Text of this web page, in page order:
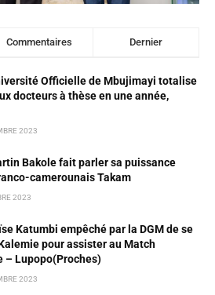
Commentaires Dernier
Officielle de Mbujimayi totalise
docteurs à thèse en une année,
2023
Bakole fait parler sa puissance
camerounais Takam
2023
Katumbi empêché par la DGM de se
pour assister au Match
– Lupopo(Proches)
2023